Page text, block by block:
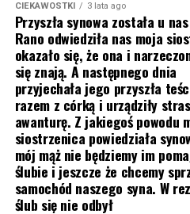
CIEKAWOSTKI 3 lata ago
Przyszła synowa została u
Rano odwiedziła nas moja
okazało się, że ona i
się znają. A następnego dnia
przyjechała jego przyszła
razem z córką i urządziły
awanturę. Z jakiegoś powodu
siostrzenica powiedziała
mój mąż nie będziemy im
ślubie i jeszcze że chcemy
samochód naszego syna. W
ślub się nie odbył